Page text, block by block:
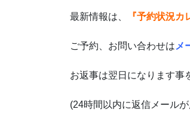
最新情報は、 『予約状況カ
ご予約、お問い合わせは メ
お返事は翌日になります事
(24時間以内に返信メール